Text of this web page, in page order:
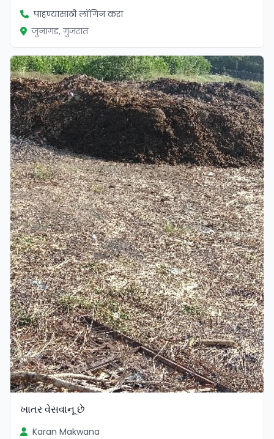
पाहण्यासाठी लॉगिन करा
जुनागड, गुजरात
ખાતર વેસવાનૂ છે
Karan Makwana